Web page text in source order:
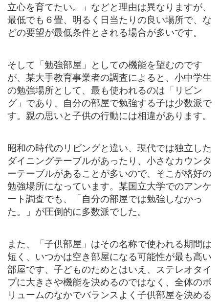
立心を育てたい。」などと理由は異なりますが、
最低でも６畳、明るく日当たりの良い場所で、な
どの要望が最低条件とされる場合が多いです。
そして「勉強部屋」としての機能を望むのです
が、某大手教育事業者の調査によると、小中学生
の勉強場所として、最も使われるのは「リビン
グ」であり、自分の部屋で勉強する子は少数派で
す。親の思いと子供の行動には相違があります。
昭和の時代のリビングと違い、現代では独立した
ダイニングテーブルがあったり、小さなカウンタ
ーテーブルがあることが多いので、そこが格好の
勉強場所になっています。某国立大学でのアンケ
ート調査でも、「自分の部屋では勉強しなかっ
た。」が圧倒的に多数派でした。
また、「子供部屋」はその名称で使われる期間は
短く、いつかは空き部屋になる可能性が最も高い
部屋です、子どものためとはいえ、ステレオタイ
プに大きさや機能を決めるのではなく、全体のボ
リュームのなかでバランスよく子供部屋を決める